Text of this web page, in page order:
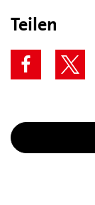
Teilen